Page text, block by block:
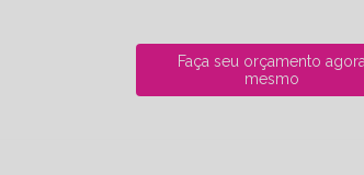
Faça seu orçamento agora
mesmo